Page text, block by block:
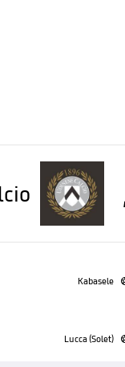
Kabasele
Lucca (Solet)